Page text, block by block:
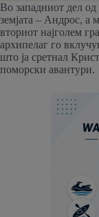
Во западниот дел
земјата – Андрос, а
вториот најголем
архипелаг го
што ја сретнал
поморски авантури.